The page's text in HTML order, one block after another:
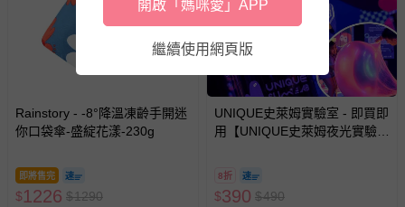
Rainstory - -8°降溫凍齡手開迷
你口袋傘-盛綻花漾-230g
即將售完
$1226 $1290
UNIQUE史萊姆實驗室 - 即買即
用【UNIQUE史萊姆夜光實驗室
人小孩均一價(3歲以上需購票))
8折
$390 $490
開啟「媽咪愛」APP
繼續使用網頁版